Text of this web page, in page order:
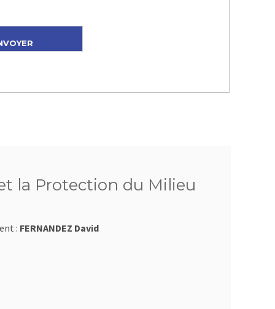
la Protection du Milieu
: FERNANDEZ David